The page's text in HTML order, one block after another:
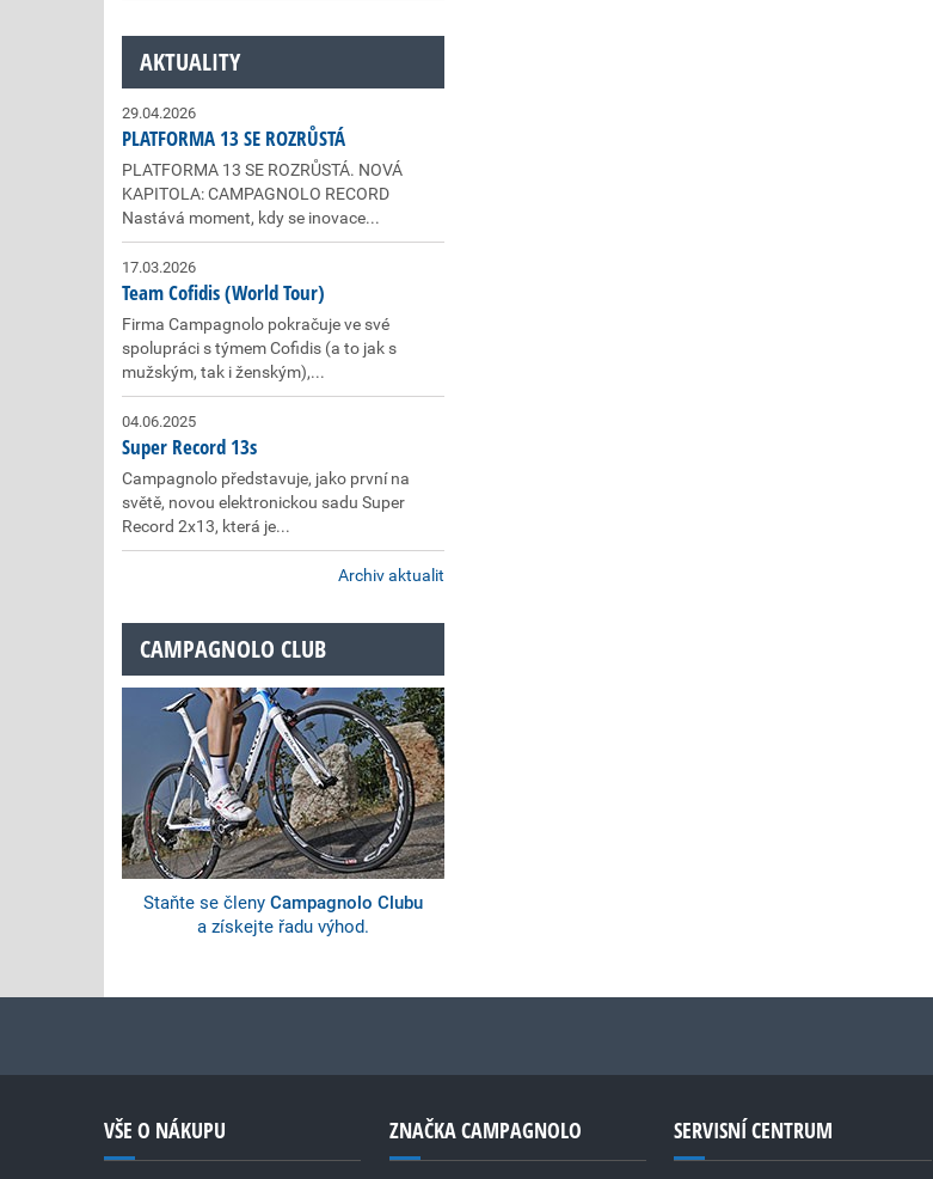
AKTUALITY
29.04.2026
PLATFORMA 13 SE ROZRŮSTÁ
PLATFORMA 13 SE ROZRŮSTÁ. NOVÁ
KAPITOLA: CAMPAGNOLO RECORD
Nastává moment, kdy se inovace...
17.03.2026
Team Cofidis (World Tour)
Firma Campagnolo pokračuje ve své
spolupráci s týmem Cofidis (a to jak s
mužským, tak i ženským),...
04.06.2025
Super Record 13s
Campagnolo představuje, jako první na
světě, novou elektronickou sadu Super
Record 2x13, která je...
Archiv aktualit
CAMPAGNOLO CLUB
Staňte se členy Campagnolo Clubu
a získejte řadu výhod.
VŠE O NÁKUPU ZNAČKA CAMPAGNOLO SERVISNÍ CENTRUM